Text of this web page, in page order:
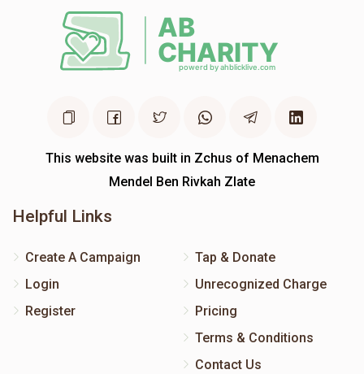
This website was built in Zchus of Menachem
Mendel Ben Rivkah Zlate
Helpful Links
Create A Campaign
Login
Register
Tap & Donate
Unrecognized Charge
Pricing
Terms & Conditions
Contact Us